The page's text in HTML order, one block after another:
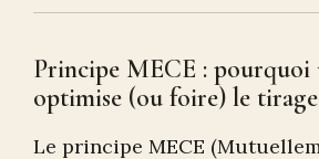
Principe MECE : pourquoi
optimise (ou foire) le tirage
Le principe MECE